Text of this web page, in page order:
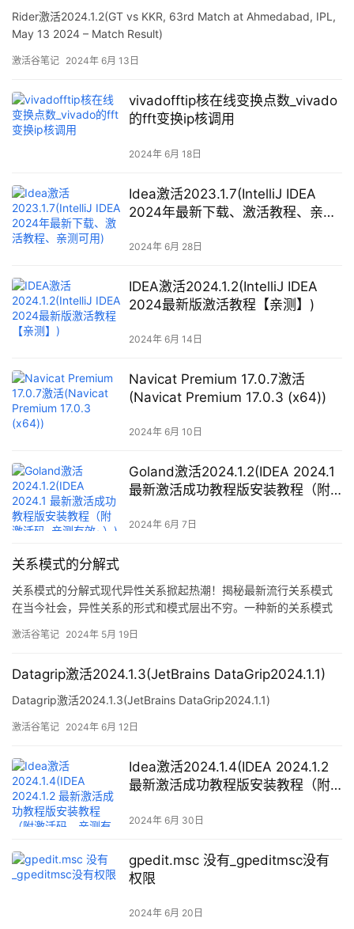
Rider激活2024.1.2(GT vs KKR, 63rd Match at Ahmedabad, IPL,
May 13 2024 – Match Result)
激活谷笔记 2024年 6月 13日
vivadofftip核在线变换点数_vivado
的fft变换ip核调用
2024年 6月 18日
Idea激活2023.1.7(IntelliJ IDEA
2024年最新下载、激活教程、亲测
2024年 6月 28日
IDEA激活2024.1.2(IntelliJ IDEA
2024最新版激活教程【亲测】)
2024年 6月 14日
Navicat Premium 17.0.7激活
(Navicat Premium 17.0.3 (x64))
2024年 6月 10日
Goland激活2024.1.2(IDEA 2024.1
最新激活成功教程版安装教程（附
2024年 6月 7日
关系模式的分解式
关系模式的分解式现代异性关系掀起热潮！揭秘最新流行关系模式
在当今社会，异性关系的形式和模式层出不穷。一种新的关系模式
一现象背后的真相，探索最新流行的异性关系模式！ 异地恋还能保
的年轻人却纷纷选择了
激活谷笔记 2024年 5月 19日
Datagrip激活2024.1.3(JetBrains DataGrip2024.1.1)
Datagrip激活2024.1.3(JetBrains DataGrip2024.1.1)
激活谷笔记 2024年 6月 12日
Idea激活2024.1.4(IDEA 2024.1.2
最新激活成功教程版安装教程（附
2024年 6月 30日
gpedit.msc 没有_gpeditmsc没有
权限
2024年 6月 20日